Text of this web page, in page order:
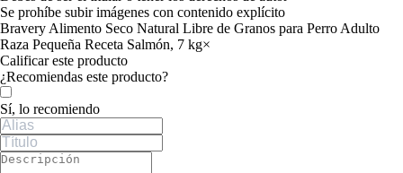
Se prohíbe subir imágenes con contenido explícito
Bravery Alimento Seco Natural Libre de Granos para Perro Adulto
Raza Pequeña Receta Salmón, 7 kg×
Calificar este producto
Tu valoración
¿Recomiendas este producto?
Sí, lo recomiendo